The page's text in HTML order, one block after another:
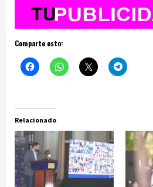
Comparte esto:
Relacionado